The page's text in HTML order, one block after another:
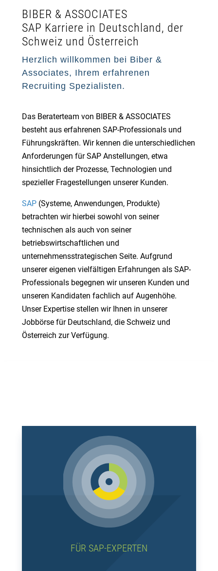
BIBER & ASSOCIATES
SAP Karriere in Deutschland, der
Schweiz und Österreich
Herzlich willkommen bei Biber &
Associates, Ihrem erfahrenen
Recruiting Spezialisten.
Das Beraterteam von BIBER & ASSOCIATES
besteht aus erfahrenen SAP-Professionals und
Führungskräften. Wir kennen die unterschiedlichen
Anforderungen für SAP Anstellungen, etwa
hinsichtlich der Prozesse, Technologien und
spezieller Fragestellungen unserer Kunden.
SAP(Systeme, Anwendungen, Produkte)
betrachten wir hierbei sowohl von seiner
technischen als auch von seiner
betriebswirtschaftlichen und
unternehmensstrategischen Seite. Aufgrund
unserer eigenen vielfältigen Erfahrungen als SAP-
Professionals begegnen wir unseren Kunden und
unseren Kandidaten fachlich auf Augenhöhe.
Unser Expertise stellen wir Ihnen in unserer
Jobbörse für Deutschland, die Schweiz und
Österreich zur Verfügung.
FÜR SAP-EXPERTEN